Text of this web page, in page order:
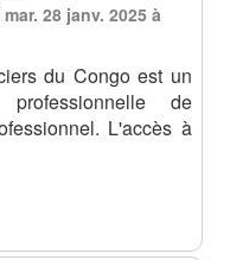
mar. 28 janv. 2025 à
du Congo est un
de
L'accès à